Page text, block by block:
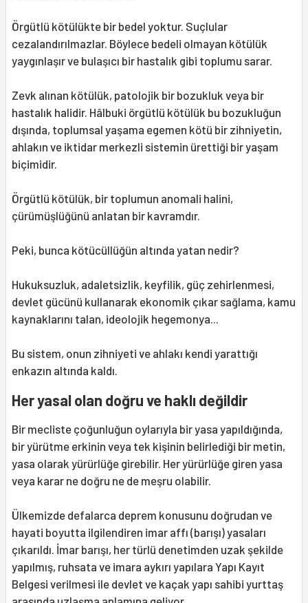
Örgütlü kötülükte bir bedel yoktur. Suçlular
cezalandırılmazlar. Böylece bedeli olmayan kötülük
yaygınlaşır ve bulaşıcı bir hastalık gibi toplumu sarar.
Zevk alınan kötülük, patolojik bir bozukluk veya bir
hastalık halidir. Hâlbuki örgütlü kötülük bu bozukluğun
dışında, toplumsal yaşama egemen kötü bir zihniyetin,
ahlakın ve iktidar merkezli sistemin ürettiği bir yaşam
biçimidir.
Örgütlü kötülük, bir toplumun anomali halini,
çürümüşlüğünü anlatan bir kavramdır.
Peki, bunca kötücüllüğün altında yatan nedir?
Hukuksuzluk, adaletsizlik, keyfilik, güç zehirlenmesi,
devlet gücünü kullanarak ekonomik çıkar sağlama, kamu
kaynaklarını talan, ideolojik hegemonya...
Bu sistem, onun zihniyeti ve ahlakı kendi yarattığı
enkazın altında kaldı.
Her yasal olan doğru ve haklı değildir
Bir mecliste çoğunluğun oylarıyla bir yasa yapıldığında,
bir yürütme erkinin veya tek kişinin belirlediği bir metin,
yasa olarak yürürlüğe girebilir. Her yürürlüğe giren yasa
veya karar ne doğru ne de meşru olabilir.
Ülkemizde defalarca deprem konusunu doğrudan ve
hayati boyutta ilgilendiren imar affı (barışı) yasaları
çıkarıldı. İmar barışı, her türlü denetimden uzak şekilde
yapılmış, ruhsata ve imara aykırı yapılara Yapı Kayıt
Belgesi verilmesi ile devlet ve kaçak yapı sahibi yurttaş